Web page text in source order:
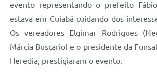
evento representando o prefeito
estava em Cuiabá cuidando dos
Os vereadores Elgimar Rodrigues
Márcia Buscariol e o presidente da
Heredia, prestigiaram o evento.